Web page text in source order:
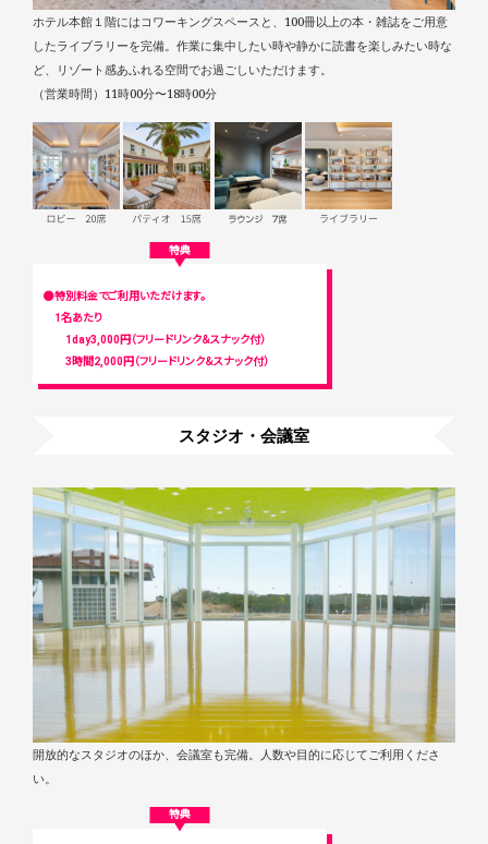
ホテル本館１階にはコワーキングスペースと、100冊以上の本・雑誌をご用意
したライブラリーを完備。作業に集中したい時や静かに読書を楽しみたい時な
ど、リゾート感あふれる空間でお過ごしいただけます。
（営業時間）11時00分〜18時00分
特典
●特別料金でご利用いただけます。
1名あたり
1day3,000円（フリードリンク＆スナック付）
3時間2,000円（フリードリンク＆スナック付）
スタジオ・会議室
開放的なスタジオのほか、会議室も完備。人数や目的に応じてご利用くださ
い。
特典